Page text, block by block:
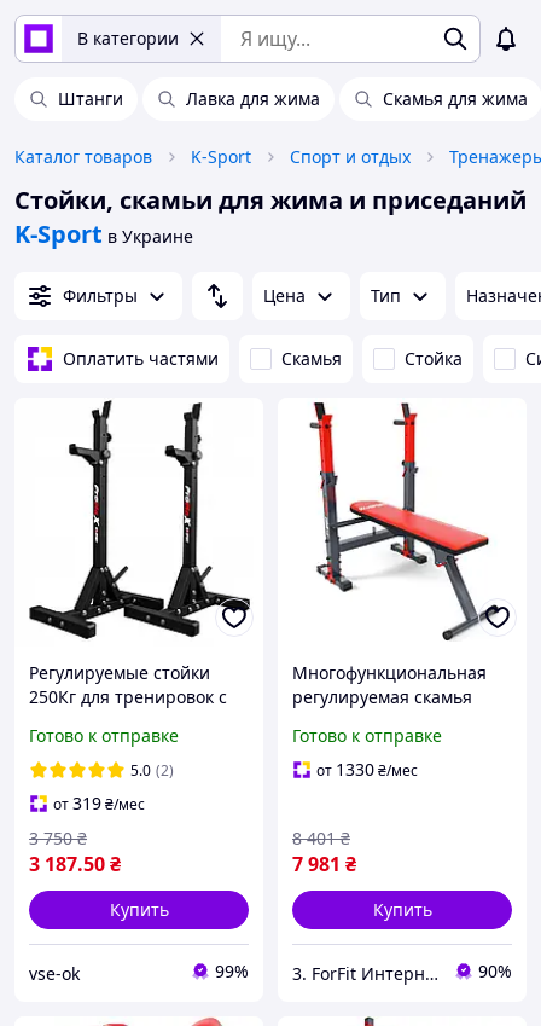
В категории
Штанги Лавка для жима Скамья для жима
Каталог товаров K-Sport Спорт и отдых
Стойки, скамьи для жима и приседаний
K-Sport в Украине
Фильтры Цена Тип
Оплатить частями Скамья Стойка
Регулируемые стойки
250Кг для тренировок с
шт KSPORT KSH015
Готово к отправке
5.0 (2)
от319₴/мес
3 187.50₴
3 750 ₴
Купить
vse-ok 99%
Многофункциональная
регулируемая скамья
сочетает два вида
оборудования для
Готово к отправке
от 1330₴/мес
7 981 ₴
8 401 ₴
Купить
3. ForFit Интернет-магазин спортивных товаров 90%